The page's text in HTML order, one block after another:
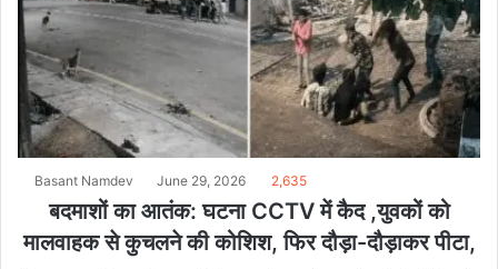
Basant Namdev June 29, 2026 2,635
बदमाशों का आतंक: घटना CCTV में कैद ,युवकों को
मालवाहक से कुचलने की कोशिश, फिर दौड़ा-दौड़ाकर पीटा,